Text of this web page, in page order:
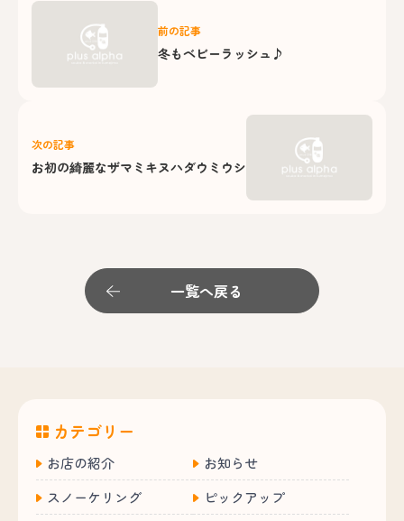
前の記事
冬もベビーラッシュ♪
次の記事
お初の綺麗なザマミキヌハダウミウシ
一覧へ戻る
カテゴリー
お店の紹介
お知らせ
スノーケリング
ピックアップ